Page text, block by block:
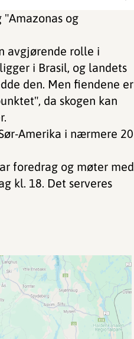
"Amazonas og
avgjørende rolle i
i Brasil, og landets
den. Men fiendene er
da skogen kan
Amerika i nærmere 20
foredrag og møter med
kl. 18. Det serveres